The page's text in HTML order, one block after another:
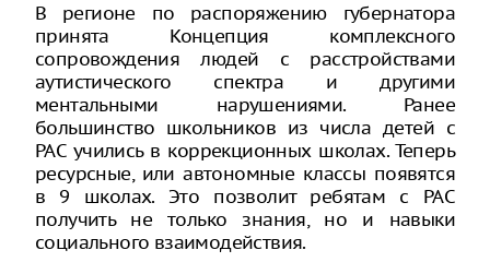
В регионе по распоряжению губернатора
принята Концепция комплексного
сопровождения людей с расстройствами
аутистического спектра и другими
ментальными нарушениями. Ранее
большинство школьников из числа детей с
РАС учились в коррекционных школах. Теперь
ресурсные, или автономные классы появятся
в 9 школах. Это позволит ребятам с РАС
получить не только знания, но и навыки
социального взаимодействия.